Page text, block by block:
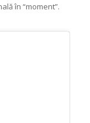
în “moment”.